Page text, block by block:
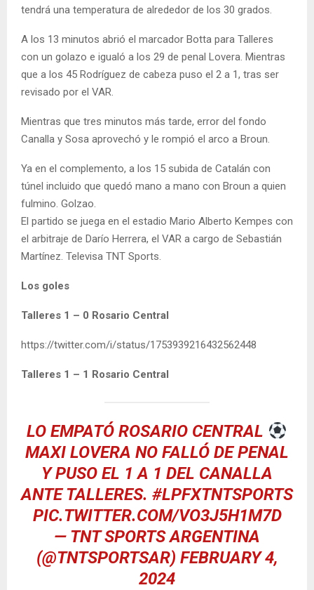
tendrá una temperatura de alrededor de los 30 grados.
A los 13 minutos abrió el marcador Botta para Talleres
con un golazo e igualó a los 29 de penal Lovera. Mientras
que a los 45 Rodríguez de cabeza puso el 2 a 1, tras ser
revisado por el VAR.
Mientras que tres minutos más tarde, error del fondo
Canalla y Sosa aprovechó y le rompió el arco a Broun.
Ya en el complemento, a los 15 subida de Catalán con
túnel incluido que quedó mano a mano con Broun a quien
fulmino. Golzao.
El partido se juega en el estadio Mario Alberto Kempes con
el arbitraje de Darío Herrera, el VAR a cargo de Sebastián
Martínez. Televisa TNT Sports.
Los goles
Talleres 1 – 0 Rosario Central
https://twitter.com/i/status/1753939216432562448
Talleres 1 – 1 Rosario Central
LO EMPATÓ ROSARIO CENTRAL
MAXI LOVERA NO FALLÓ DE PENAL
Y PUSO EL 1 A 1 DEL CANALLA
ANTE TALLERES. #LPFXTNTSPORTS
PIC.TWITTER.COM/VO3J5H1M7D
— TNT SPORTS ARGENTINA
(@TNTSPORTSAR) FEBRUARY 4,
2024